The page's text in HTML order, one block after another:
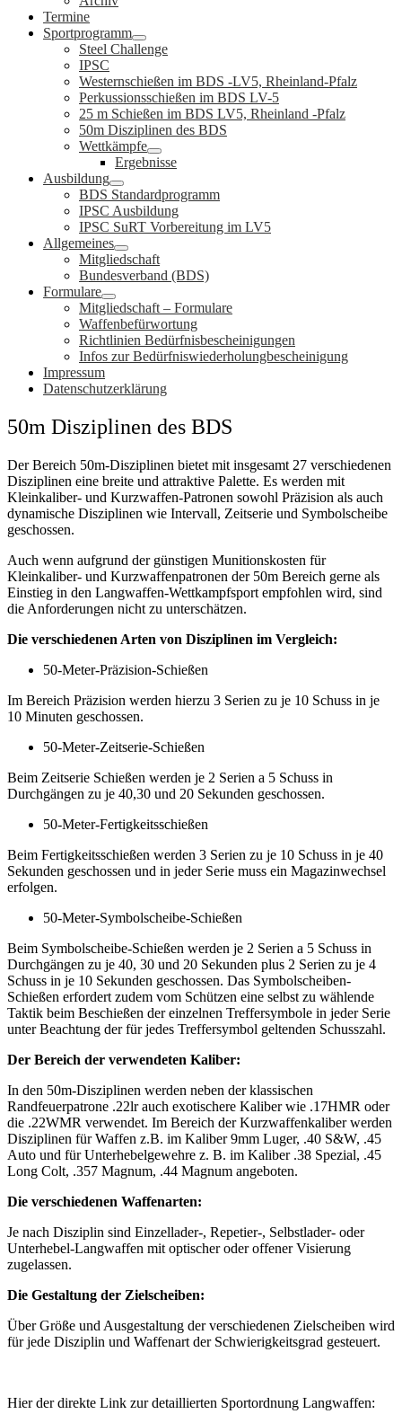
Termine
Sportprogramm
Steel Challenge
IPSC
Westernschießen im BDS -LV5, Rheinland-Pfalz
Perkussionsschießen im BDS LV-5
25 m Schießen im BDS LV5, Rheinland -Pfalz
50m Disziplinen des BDS
Wettkämpfe
Ergebnisse
Ausbildung
BDS Standardprogramm
IPSC Ausbildung
IPSC SuRT Vorbereitung im LV5
Allgemeines
Mitgliedschaft
Bundesverband (BDS)
Formulare
Mitgliedschaft – Formulare
Waffenbefürwortung
Richtlinien Bedürfnisbescheinigungen
Infos zur Bedürfniswiederholungbescheinigung
Impressum
Datenschutzerklärung
50m Disziplinen des BDS
Der Bereich 50m-Disziplinen bietet mit insgesamt 27 verschiedenen
Disziplinen eine breite und attraktive Palette. Es werden mit
Kleinkaliber- und Kurzwaffen-Patronen sowohl Präzision als auch
dynamische Disziplinen wie Intervall, Zeitserie und Symbolscheibe
geschossen.
Auch wenn aufgrund der günstigen Munitionskosten für
Kleinkaliber- und Kurzwaffenpatronen der 50m Bereich gerne als
Einstieg in den Langwaffen-Wettkampfsport empfohlen wird, sind
die Anforderungen nicht zu unterschätzen.
Die verschiedenen Arten von Disziplinen im Vergleich:
50-Meter-Präzision-Schießen
Im Bereich Präzision werden hierzu 3 Serien zu je 10 Schuss in je
10 Minuten geschossen.
50-Meter-Zeitserie-Schießen
Beim Zeitserie Schießen werden je 2 Serien a 5 Schuss in
Durchgängen zu je 40,30 und 20 Sekunden geschossen.
50-Meter-Fertigkeitsschießen
Beim Fertigkeitsschießen werden 3 Serien zu je 10 Schuss in je 40
Sekunden geschossen und in jeder Serie muss ein Magazinwechsel
erfolgen.
50-Meter-Symbolscheibe-Schießen
Beim Symbolscheibe-Schießen werden je 2 Serien a 5 Schuss in
Durchgängen zu je 40, 30 und 20 Sekunden plus 2 Serien zu je 4
Schuss in je 10 Sekunden geschossen. Das Symbolscheiben-
Schießen erfordert zudem vom Schützen eine selbst zu wählende
Taktik beim Beschießen der einzelnen Treffersymbole in jeder Serie
unter Beachtung der für jedes Treffersymbol geltenden Schusszahl.
Der Bereich der verwendeten Kaliber:
In den 50m-Disziplinen werden neben der klassischen
Randfeuerpatrone .22lr auch exotischere Kaliber wie .17HMR oder
die .22WMR verwendet. Im Bereich der Kurzwaffenkaliber werden
Disziplinen für Waffen z.B. im Kaliber 9mm Luger, .40 S&W, .45
Auto und für Unterhebelgewehre z. B. im Kaliber .38 Spezial, .45
Long Colt, .357 Magnum, .44 Magnum angeboten.
Die verschiedenen Waffenarten:
Je nach Disziplin sind Einzellader-, Repetier-, Selbstlader- oder
Unterhebel-Langwaffen mit optischer oder offener Visierung
zugelassen.
Die Gestaltung der Zielscheiben:
Über Größe und Ausgestaltung der verschiedenen Zielscheiben wird
für jede Disziplin und Waffenart der Schwierigkeitsgrad gesteuert.
Hier der direkte Link zur detaillierten Sportordnung Langwaffen: